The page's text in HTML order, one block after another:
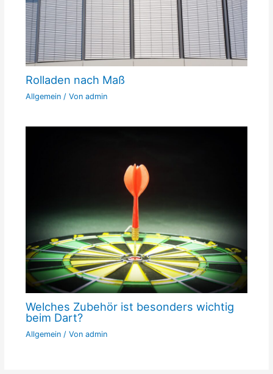
Rolladen nach Maß
Allgemein/ Von admin
Welches Zubehör ist besonders wichtig
beim Dart?
Allgemein/ Von admin